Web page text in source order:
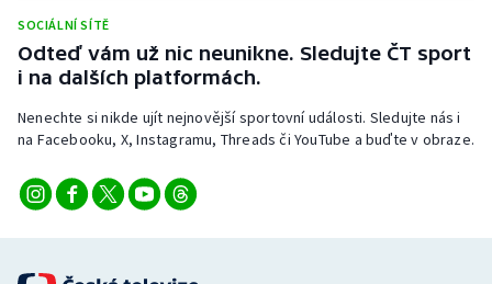
SOCIÁLNÍ SÍTĚ
Odteď vám už nic neunikne. Sledujte ČT sport
i na dalších platformách.
Nenechte si nikde ujít nejnovější sportovní události. Sledujte nás i
na Facebooku, X, Instagramu, Threads či YouTube a buďte v obraze.